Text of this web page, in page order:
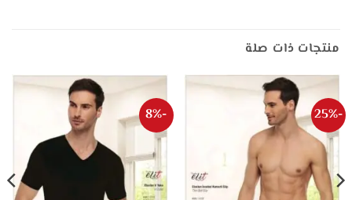
منتجات ذات صلة
-25%
-8%